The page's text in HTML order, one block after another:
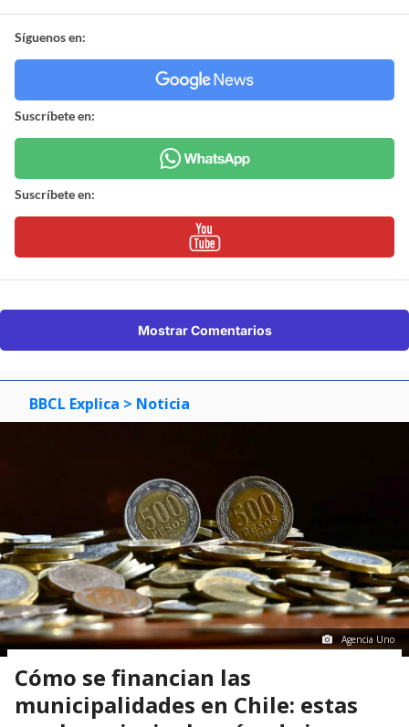
Síguenos en:
Suscríbete en:
Suscríbete en:
Mostrar Comentarios
BBCL Explica > Noticia
Agencia Uno
Cómo se financian las
municipalidades en Chile: estas